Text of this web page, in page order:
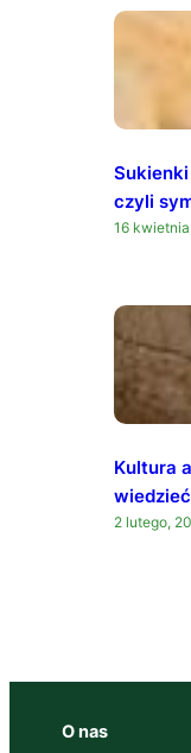
czyli
16
Kultura
2 lutego,
O nas